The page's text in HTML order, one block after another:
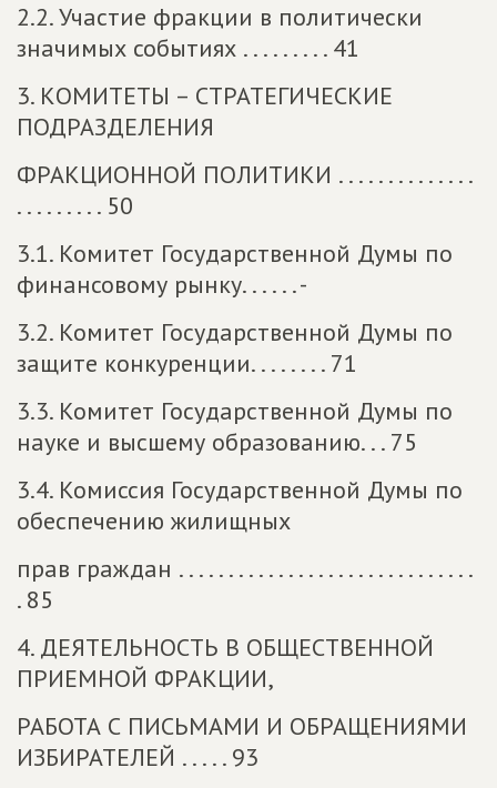
2.2. Участие фракции в политически
значимых событиях . . . . . . . . . 41
3. КОМИТЕТЫ – СТРАТЕГИЧЕСКИЕ
ПОДРАЗДЕЛЕНИЯ
ФРАКЦИОННОЙ ПОЛИТИКИ . . . . . . . . . . . . . .
. . . . . . . . . 50
3.1. Комитет Государственной Думы по
финансовому рынку. . . . . . -
3.2. Комитет Государственной Думы по
защите конкуренции. . . . . . . . 71
3.3. Комитет Государственной Думы по
науке и высшему образованию. . . 75
3.4. Комиссия Государственной Думы по
обеспечению жилищных
прав граждан . . . . . . . . . . . . . . . . . . . . . . . . . . . . . .
. 85
4. ДЕЯТЕЛЬНОСТЬ В ОБЩЕСТВЕННОЙ
ПРИЕМНОЙ ФРАКЦИИ,
РАБОТА С ПИСЬМАМИ И ОБРАЩЕНИЯМИ
ИЗБИРАТЕЛЕЙ . . . . . 93